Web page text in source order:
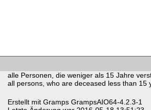
alle Personen, die weniger als 15 Jahre
all persons, who are deceased less than 15
Erstellt mit Gramps GrampsAIO64-4.2.3-1